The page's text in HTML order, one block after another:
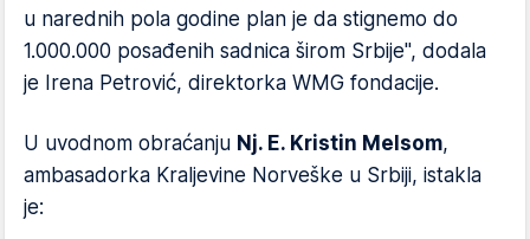
u narednih pola godine plan je da stignemo do
1.000.000 posađenih sadnica širom Srbije", dodala
je Irena Petrović, direktorka WMG fondacije.
U uvodnom obraćanju Nj. E. Kristin Melsom,
ambasadorka Kraljevine Norveške u Srbiji, istakla
je: